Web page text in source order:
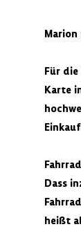
Für
Karte
Dass
heißt